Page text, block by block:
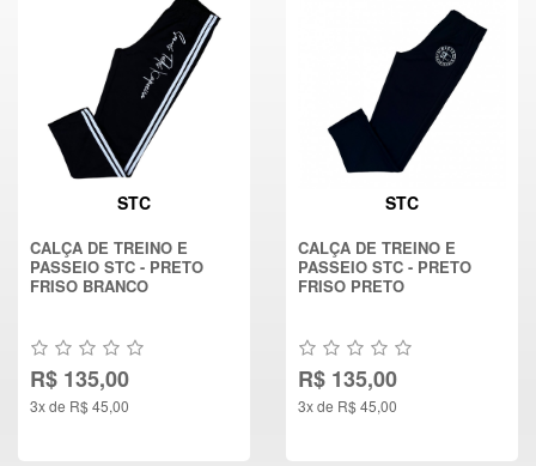
STC
CALÇA DE TREINO E
PASSEIO STC - PRETO
FRISO BRANCO
R$ 135,00
3x de R$ 45,00
STC
CALÇA DE TREINO E
PASSEIO STC - PRETO
FRISO PRETO
R$ 135,00
3x de R$ 45,00